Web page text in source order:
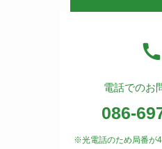
電話でのお
086-
※光電話のため局番が